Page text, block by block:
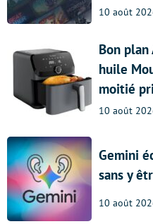
10 août
Bon
huile
moitié
10 août
Gemini
sans y
10 août